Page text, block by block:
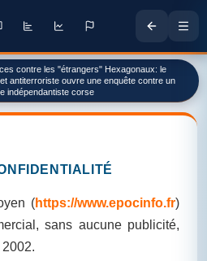
contre les "étrangers" Hexagonaux: le
antiterroriste ouvre une enquête contre un
indépendantiste corse
russe en exil: «La Russie fait tout pour
la pression sur ceux qui sont partis»
(https://www.epocinfo.fr)
sans aucune publicité,